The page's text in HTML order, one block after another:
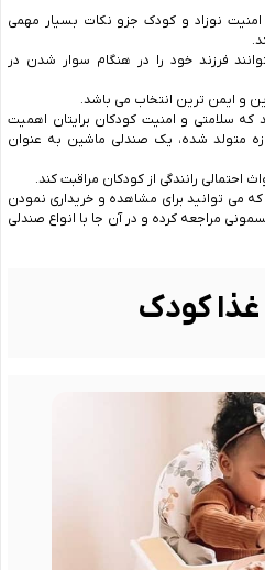
امنیت نوزاد و کودک جزو نکات بسیار مهمی
فرزند خود را در هنگام سوار شدن در
و ایمن ترین انتخاب می باشد.
که سلامتی و امنیت کودکان برایتان اهمیت
متولد شده، یک صندلی ماشین به عنوان
احتمالی رانندگی از کودکان مراقبت کند.
می توانید برای مشاهده و خریداری نمودن
مراجعه کرده و در آن جا با انواع صندلی
کودک